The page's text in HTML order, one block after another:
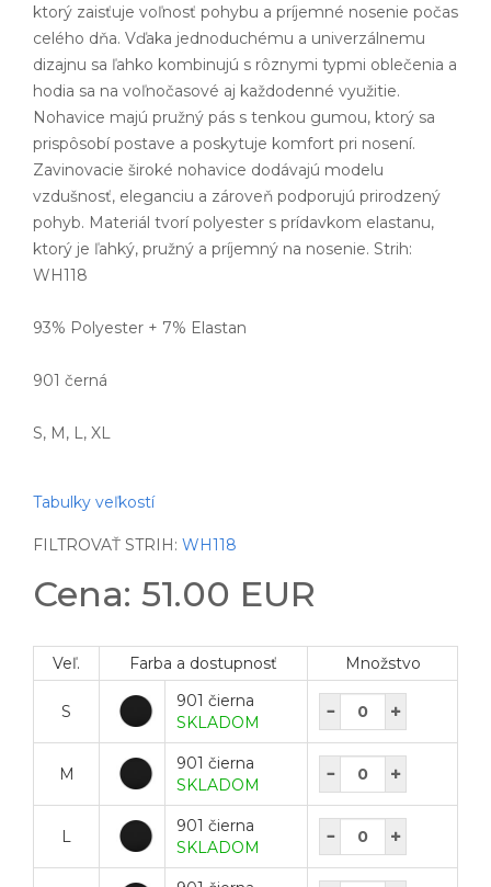
ktorý zaisťuje voľnosť pohybu a príjemné nosenie počas
celého dňa. Vďaka jednoduchému a univerzálnemu
dizajnu sa ľahko kombinujú s rôznymi typmi oblečenia a
hodia sa na voľnočasové aj každodenné využitie.
Nohavice majú pružný pás s tenkou gumou, ktorý sa
prispôsobí postave a poskytuje komfort pri nosení.
Zavinovacie široké nohavice dodávajú modelu
vzdušnosť, eleganciu a zároveň podporujú prirodzený
pohyb. Materiál tvorí polyester s prídavkom elastanu,
ktorý je ľahký, pružný a príjemný na nosenie. Strih:
WH118
93% Polyester + 7% Elastan
901 černá
S, M, L, XL
Tabulky veľkostí
FILTROVAŤ STRIH: WH118
Cena: 51.00 EUR
Veľ. Farba a dostupnosť Množstvo
S
901 čierna
SKLADOM
M
901 čierna
SKLADOM
L
901 čierna
SKLADOM